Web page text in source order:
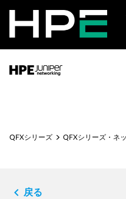
QFXシリーズ
navigate_before 戻る